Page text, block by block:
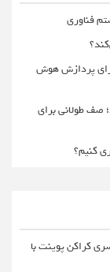
فناوری
تراشه حافظه با بیش از ۴۰۰ لایه برای پردازش هوش
سال ۲۰۲۷ فروخته شد؛ صف طولانی برای
کنیم؟
هسته‌ای از سری کراکن پوینت با